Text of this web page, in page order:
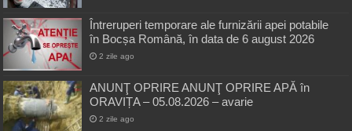
Întreruperi temporare ale furnizării apei potabile
în Bocșa Română, în data de 6 august 2026
2 zile ago
ANUNŢ OPRIRE ANUNŢ OPRIRE APĂ în
ORAVIȚA – 05.08.2026 – avarie
2 zile ago